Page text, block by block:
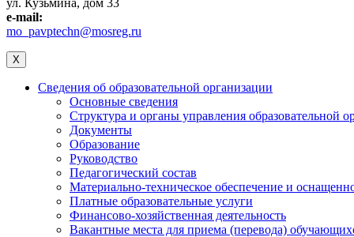
e-mail:
mo_pavptechn@mosreg.ru
X
Сведения об образовательной организации
Основные сведения
Структура и органы управления образовательной
Документы
Образование
Руководство
Педагогический состав
Материально-техническое обеспечение и
Платные образовательные услуги
Финансово-хозяйственная деятельность
Вакантные места для приема (перевода)